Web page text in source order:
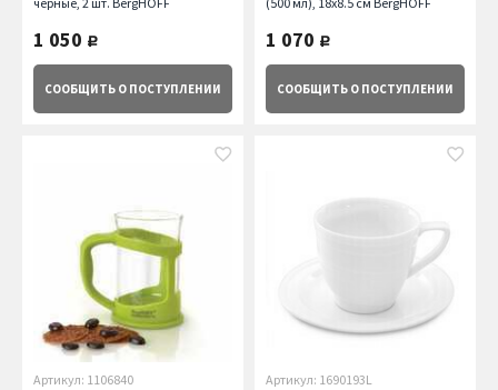
1 050 руб.
СООБЩИТЬ О ПОСТУПЛЕНИИ
1 070 руб.
СООБЩИТЬ О ПОСТУПЛЕНИИ
Артикул: 1106840
Артикул: 1690193L